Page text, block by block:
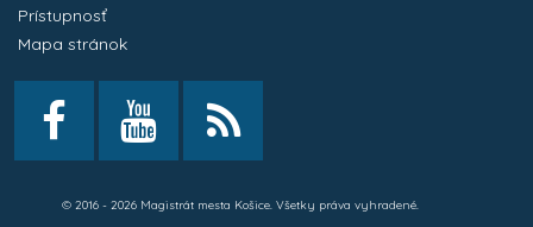
Prístupnosť
Mapa stránok
© 2016 - 2026 Magistrát mesta Košice. Všetky práva vyhradené.